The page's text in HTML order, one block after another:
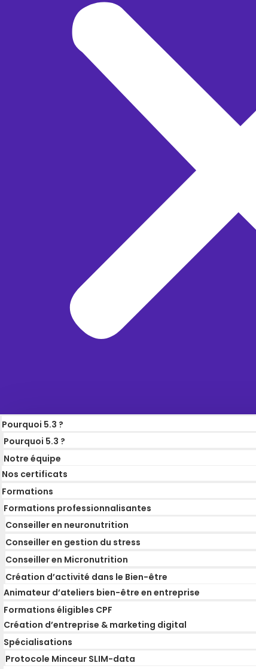
Pourquoi 5.3 ?
Pourquoi 5.3 ?
Notre équipe
Nos certificats
Formations
Formations professionnalisantes
Conseiller en neuronutrition
Conseiller en gestion du stress
Conseiller en Micronutrition
Création d’activité dans le Bien-être
Animateur d’ateliers bien-être en entreprise
Formations éligibles CPF
Création d’entreprise & marketing digital
Spécialisations
Protocole Minceur SLIM-data